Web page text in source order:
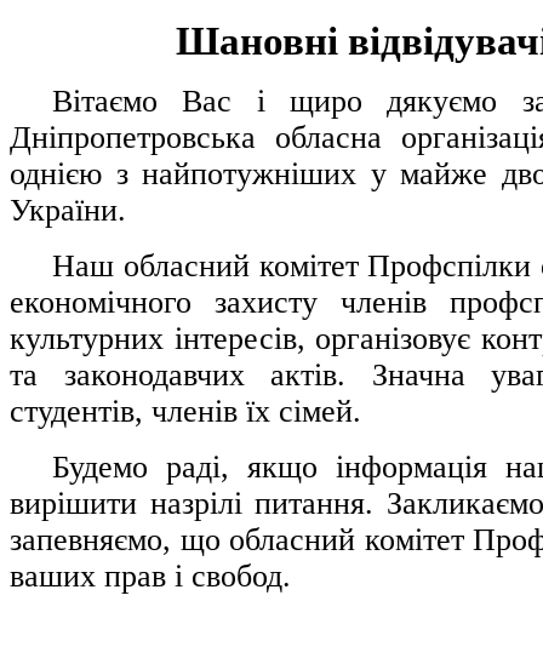
Шановні
Вітаємо Вас і щиро дякуємо за
Дніпропетровська обласна
однією з найпотужніших у майже
України.
Наш обласний комітет Профспілки
економічного захисту членів
культурних інтересів, організовує
та законодавчих актів. Значна
студентів, членів їх сімей.
Будемо раді, якщо інформація
вирішити назрілі питання.
запевняємо, що обласний комітет
ваших прав і свобод.